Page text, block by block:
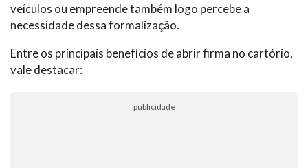
veículos ou empreende também logo percebe a
necessidade dessa formalização.
Entre os principais benefícios de abrir firma no cartório,
vale destacar:
publicidade